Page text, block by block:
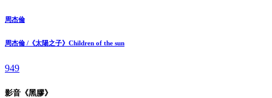
周杰倫
周杰倫 /《太陽之子》Children of the sun
949
影音《黑膠》